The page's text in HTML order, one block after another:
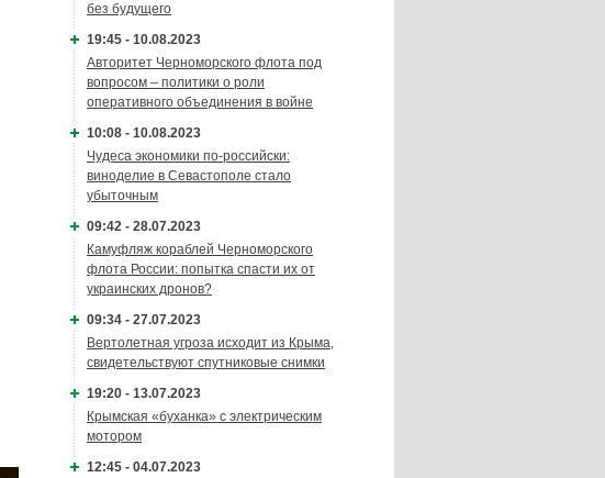
без будущего
19:45 - 10.08.2023
Авторитет Черноморского флота под
вопросом – политики о роли
оперативного объединения в войне
10:08 - 10.08.2023
Чудеса экономики по-российски:
виноделие в Севастополе стало
убыточным
09:42 - 28.07.2023
Камуфляж кораблей Черноморского
флота России: попытка спасти их от
украинских дронов?
09:34 - 27.07.2023
Вертолетная угроза исходит из Крыма,
свидетельствуют спутниковые снимки
19:20 - 13.07.2023
Крымская «буханка» с электрическим
мотором
12:45 - 04.07.2023